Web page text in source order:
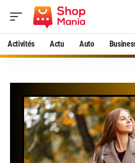
Activités Actu Auto